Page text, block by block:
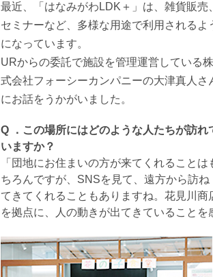
最近、「はなみがわLDK＋」は、雑貨販売、
セミナーなど、多様な用途で利用されるよ
になっています。
URからの委託で施設を管理運営している株
式会社フォーシーカンパニーの大津真人さ
にお話をうかがいました。
Q ．この場所にはどのような人たちが訪れ
いますか？
「団地にお住まいの方が来てくれることは
ちろんですが、SNSを見て、遠方から訪ね
てきてくれることもありますね。花見川
を拠点に、人の動きが出てきていることを